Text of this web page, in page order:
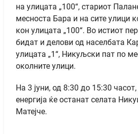
на улицата „100“, стариот
месноста Бара и на сите улици
кон улицата „100“. Во истиот
бидат и делови од населбата
улицата „1“, Никуљски пат по
околните улици.
На 3 јуни, од 8:30 до 15:30
енергија ќе останат селата
Матејче.